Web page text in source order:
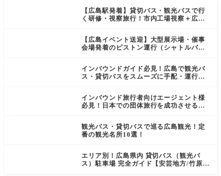
【広島駅発着】貸切バス・観光バスで行
く研修・視察旅行！市内工場視察＋広島
【広島イベント送迎】大型展示場・催事
会場発着のピストン運行（シャトルバ
インバウンドガイド必見！広島で観光バ
ス・貸切バスをスムーズに手配・運行す
インバウンド旅行者向けエージェント様
必見！日本での団体旅行を成功させる観
観光バス・貸切バスで巡る広島観光！定
番の観光名所10選！
エリア別！広島県内 貸切バス（観光バ
ス）駐車場 完全ガイド【安芸地方/竹原・